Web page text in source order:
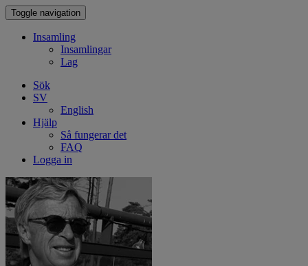
Toggle navigation
Insamling
Insamlingar
Lag
Sök
SV
English
Hjälp
Så fungerar det
FAQ
Logga in